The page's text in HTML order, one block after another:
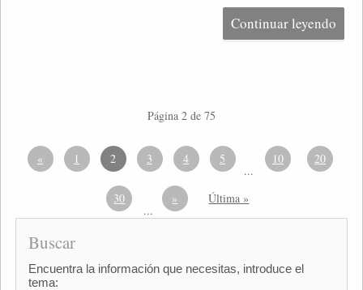
Continuar leyendo
Página 2 de 75
« 1 2 3 4 5
...
10 20
30
...
» Última »
Buscar
Encuentra la información que necesitas, introduce el
tema: